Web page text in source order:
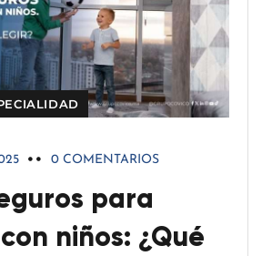
0 COMENTARIOS
para
niños: ¿Qué